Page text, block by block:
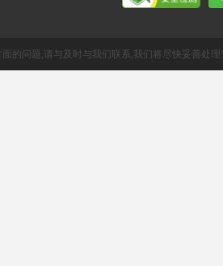
的问题,请与及时与我们联系,我们将尽快妥善处理!